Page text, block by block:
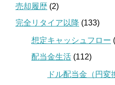
売却履歴 (2)
完全リタイア以降 (133)
想定キャッシュフロー
配当金生活 (112)
ドル配当金（円変